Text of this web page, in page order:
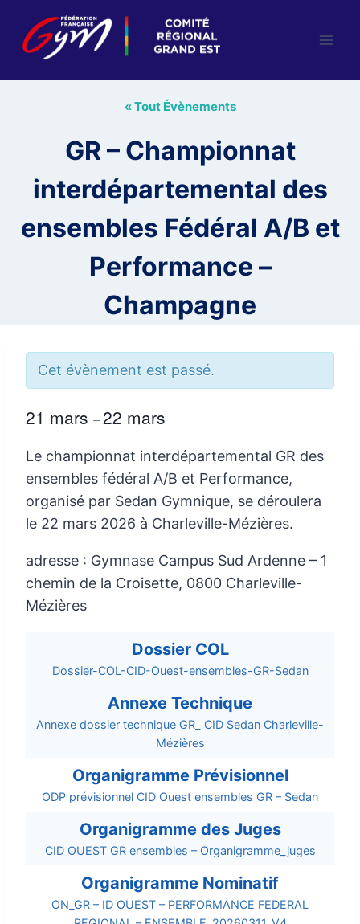
contenu
« Tout Évènements
GR – Championnat
interdépartemental des
ensembles Fédéral A/B et
Performance –
Champagne
Cet évènement est passé.
21 mars –22 mars
Le championnat interdépartemental GR des
ensembles fédéral A/B et Performance,
organisé par Sedan Gymnique, se déroulera
le 22 mars 2026 à Charleville-Mézières.
adresse : Gymnase Campus Sud Ardenne – 1
chemin de la Croisette, 0800 Charleville-
Mézières
Dossier COL
Dossier-COL-CID-Ouest-ensembles-GR-Sedan
Annexe Technique
Annexe dossier technique GR_ CID Sedan Charleville-
Mézières
Organigramme Prévisionnel
ODP prévisionnel CID Ouest ensembles GR – Sedan
Organigramme des Juges
CID OUEST GR ensembles – Organigramme_juges
Organigramme Nominatif
ON_GR – ID OUEST – PERFORMANCE FEDERAL